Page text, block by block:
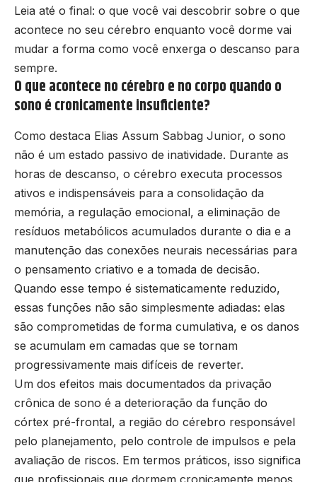
Leia até o final: o que você vai descobrir sobre o que
acontece no seu cérebro enquanto você dorme vai
mudar a forma como você enxerga o descanso para
sempre.
O que acontece no cérebro e no corpo quando o
sono é cronicamente insuficiente?
Como destaca Elias Assum Sabbag Junior, o sono
não é um estado passivo de inatividade. Durante as
horas de descanso, o cérebro executa processos
ativos e indispensáveis para a consolidação da
memória, a regulação emocional, a eliminação de
resíduos metabólicos acumulados durante o dia e a
manutenção das conexões neurais necessárias para
o pensamento criativo e a tomada de decisão.
Quando esse tempo é sistematicamente reduzido,
essas funções não são simplesmente adiadas: elas
são comprometidas de forma cumulativa, e os danos
se acumulam em camadas que se tornam
progressivamente mais difíceis de reverter.
Um dos efeitos mais documentados da privação
crônica de sono é a deterioração da função do
córtex pré-frontal, a região do cérebro responsável
pelo planejamento, pelo controle de impulsos e pela
avaliação de riscos. Em termos práticos, isso significa
que profissionais que dormem cronicamente menos